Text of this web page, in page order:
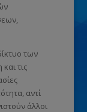
των
τις
αντί
άλλοι